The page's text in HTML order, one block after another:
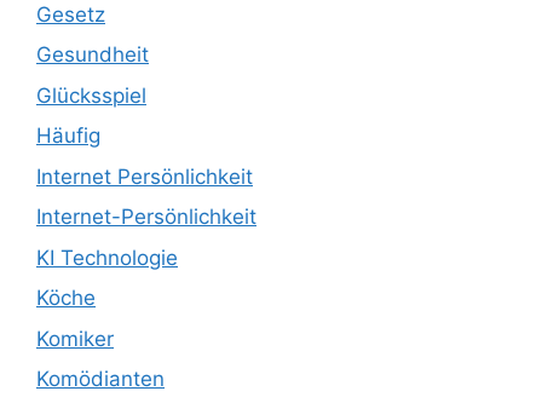
Gesetz
Gesundheit
Glücksspiel
Häufig
Internet Persönlichkeit
Internet-Persönlichkeit
KI Technologie
Köche
Komiker
Komödianten